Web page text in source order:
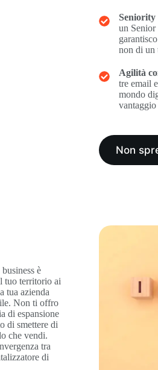
un Senior
non di un
Agilità
tre email
mondo
Non
è
tuo territorio ai
tua azienda
Non ti offro
di espansione
di smettere di
che vendi.
tra
di